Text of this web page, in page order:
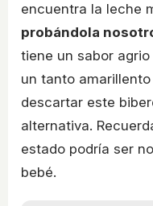
encuentra la leche
probándola
tiene un sabor
un tanto
descartar este
alternativa.
estado podría ser
bebé.